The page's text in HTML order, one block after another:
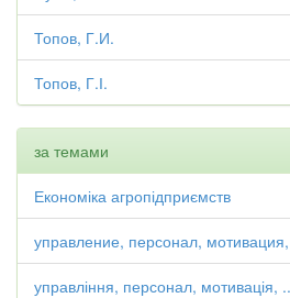
Топов, Г.И.
Топов, Г.І.
за темами
Економіка агропідприємств
управление, персонал,
управління, персонал, мотивація,